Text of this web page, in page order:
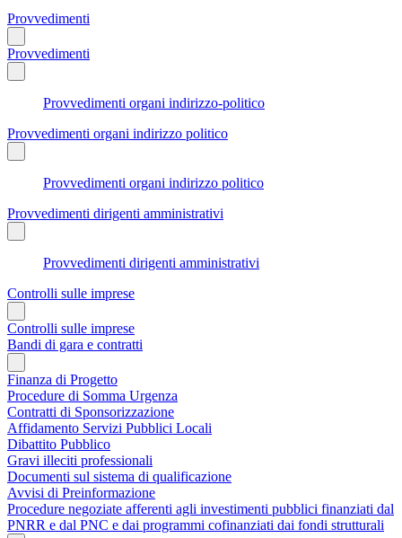
Provvedimenti
Provvedimenti
Provvedimenti organi indirizzo-politico
Provvedimenti organi indirizzo politico
Provvedimenti organi indirizzo politico
Provvedimenti dirigenti amministrativi
Provvedimenti dirigenti amministrativi
Controlli sulle imprese
Controlli sulle imprese
Bandi di gara e contratti
Finanza di Progetto
Procedure di Somma Urgenza
Contratti di Sponsorizzazione
Affidamento Servizi Pubblici Locali
Dibattito Pubblico
Gravi illeciti professionali
Documenti sul sistema di qualificazione
Avvisi di Preinformazione
Procedure negoziate afferenti agli investimenti pubblici finanziati dal
PNRR e dal PNC e dai programmi cofinanziati dai fondi strutturali